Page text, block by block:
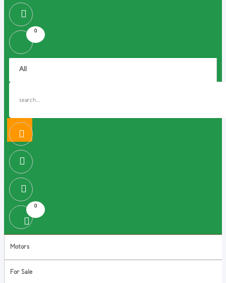
0
0
Motors
For Sale